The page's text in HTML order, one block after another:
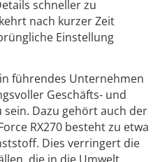
schneller zu
nach kurzer Zeit
Einstellung
führendes Unternehmen
Geschäfts- und
Dazu gehört auch der
RX270 besteht zu etwa
Dies verringert die